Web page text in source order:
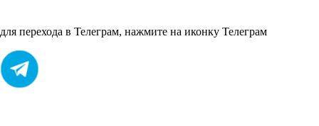
для перехода в Телеграм, нажмите на иконку Телеграм